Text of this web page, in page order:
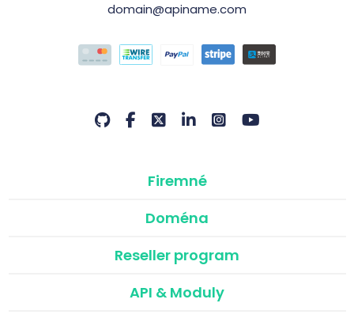
domain@apiname.com
Firemné
Doména
Reseller program
API & Moduly